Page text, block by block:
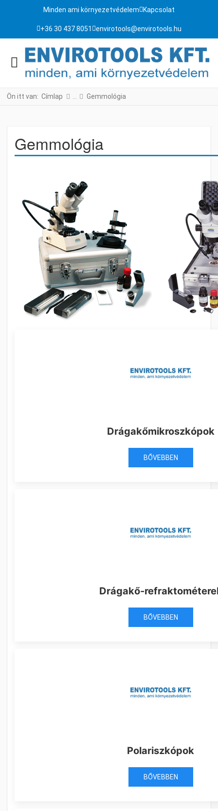
Minden ami környezetvédelem Kapcsolat
+36 30 437 8051 envirotools@envirotools.hu
Ön itt van: Címlap Gemmológia
Gemmológia
Drágakőmikroszkópok
BŐVEBBEN
Drágakő-
BŐVEBBEN
Polariszkópok
BŐVEBBEN